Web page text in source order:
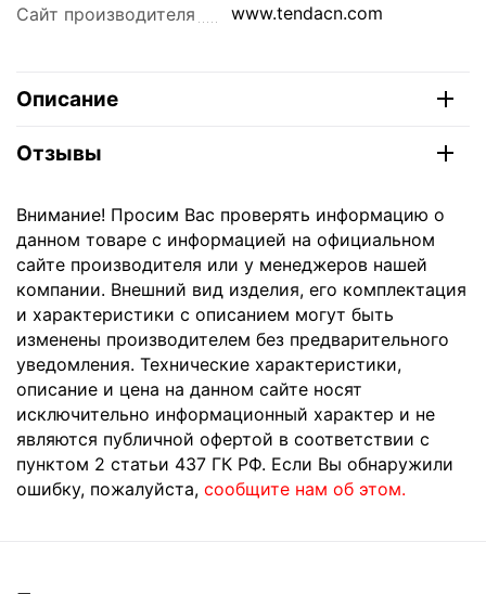
Сайт производителя www.tendacn.com
Описание
Отзывы
Внимание! Просим Вас проверять информацию о
данном товаре с информацией на официальном
сайте производителя или у менеджеров нашей
компании. Внешний вид изделия, его комплектация
и характеристики с описанием могут быть
изменены производителем без предварительного
уведомления. Технические характеристики,
описание и цена на данном сайте носят
исключительно информационный характер и не
являются публичной офертой в соответствии с
пунктом 2 статьи 437 ГК РФ. Если Вы обнаружили
ошибку, пожалуйста, сообщите нам об этом.